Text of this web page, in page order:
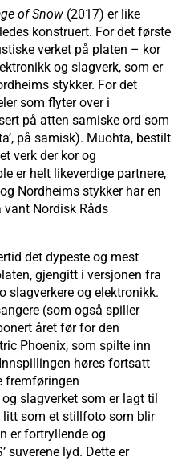
of Snow (2017) er like
konstruert. For det første
verket på platen – kor
og slagverk, som er
stykker. For det
som flyter over i
på atten samiske ord som
på samisk). Muohta, bestilt
verk der kor og
er helt likeverdige partnere,
Nordheims stykker har en
Nordisk Råds
det dypeste og mest
gjengitt i versjonen fra
slagverkere og elektronikk.
(som også spiller
året før for den
Phoenix, som spilte inn
høres fortsatt
fremføringen
slagverket som er lagt til
litt som et stillfoto som blir
er fortryllende og
suverene lyd. Dette er